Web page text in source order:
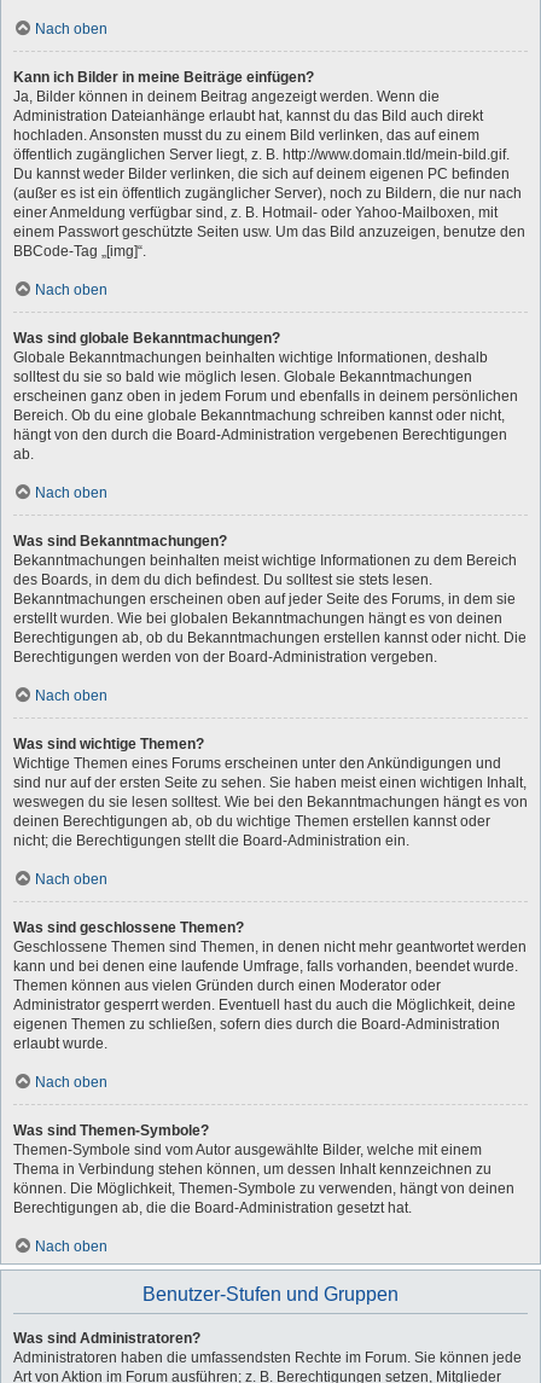
Nach oben
Kann ich Bilder in meine Beiträge einfügen?
Ja, Bilder können in deinem Beitrag angezeigt werden. Wenn die
Administration Dateianhänge erlaubt hat, kannst du das Bild auch direkt
hochladen. Ansonsten musst du zu einem Bild verlinken, das auf einem
öffentlich zugänglichen Server liegt, z. B. http://www.domain.tld/mein-bild.gif.
Du kannst weder Bilder verlinken, die sich auf deinem eigenen PC befinden
(außer es ist ein öffentlich zugänglicher Server), noch zu Bildern, die nur nach
einer Anmeldung verfügbar sind, z. B. Hotmail- oder Yahoo-Mailboxen, mit
einem Passwort geschützte Seiten usw. Um das Bild anzuzeigen, benutze den
BBCode-Tag „[img]“.
Nach oben
Was sind globale Bekanntmachungen?
Globale Bekanntmachungen beinhalten wichtige Informationen, deshalb
solltest du sie so bald wie möglich lesen. Globale Bekanntmachungen
erscheinen ganz oben in jedem Forum und ebenfalls in deinem persönlichen
Bereich. Ob du eine globale Bekanntmachung schreiben kannst oder nicht,
hängt von den durch die Board-Administration vergebenen Berechtigungen
ab.
Nach oben
Was sind Bekanntmachungen?
Bekanntmachungen beinhalten meist wichtige Informationen zu dem Bereich
des Boards, in dem du dich befindest. Du solltest sie stets lesen.
Bekanntmachungen erscheinen oben auf jeder Seite des Forums, in dem sie
erstellt wurden. Wie bei globalen Bekanntmachungen hängt es von deinen
Berechtigungen ab, ob du Bekanntmachungen erstellen kannst oder nicht. Die
Berechtigungen werden von der Board-Administration vergeben.
Nach oben
Was sind wichtige Themen?
Wichtige Themen eines Forums erscheinen unter den Ankündigungen und
sind nur auf der ersten Seite zu sehen. Sie haben meist einen wichtigen Inhalt,
weswegen du sie lesen solltest. Wie bei den Bekanntmachungen hängt es von
deinen Berechtigungen ab, ob du wichtige Themen erstellen kannst oder
nicht; die Berechtigungen stellt die Board-Administration ein.
Nach oben
Was sind geschlossene Themen?
Geschlossene Themen sind Themen, in denen nicht mehr geantwortet werden
kann und bei denen eine laufende Umfrage, falls vorhanden, beendet wurde.
Themen können aus vielen Gründen durch einen Moderator oder
Administrator gesperrt werden. Eventuell hast du auch die Möglichkeit, deine
eigenen Themen zu schließen, sofern dies durch die Board-Administration
erlaubt wurde.
Nach oben
Was sind Themen-Symbole?
Themen-Symbole sind vom Autor ausgewählte Bilder, welche mit einem
Thema in Verbindung stehen können, um dessen Inhalt kennzeichnen zu
können. Die Möglichkeit, Themen-Symbole zu verwenden, hängt von deinen
Berechtigungen ab, die die Board-Administration gesetzt hat.
Nach oben
Benutzer-Stufen und Gruppen
Was sind Administratoren?
Administratoren haben die umfassendsten Rechte im Forum. Sie können jede
Art von Aktion im Forum ausführen; z. B. Berechtigungen setzen, Mitglieder